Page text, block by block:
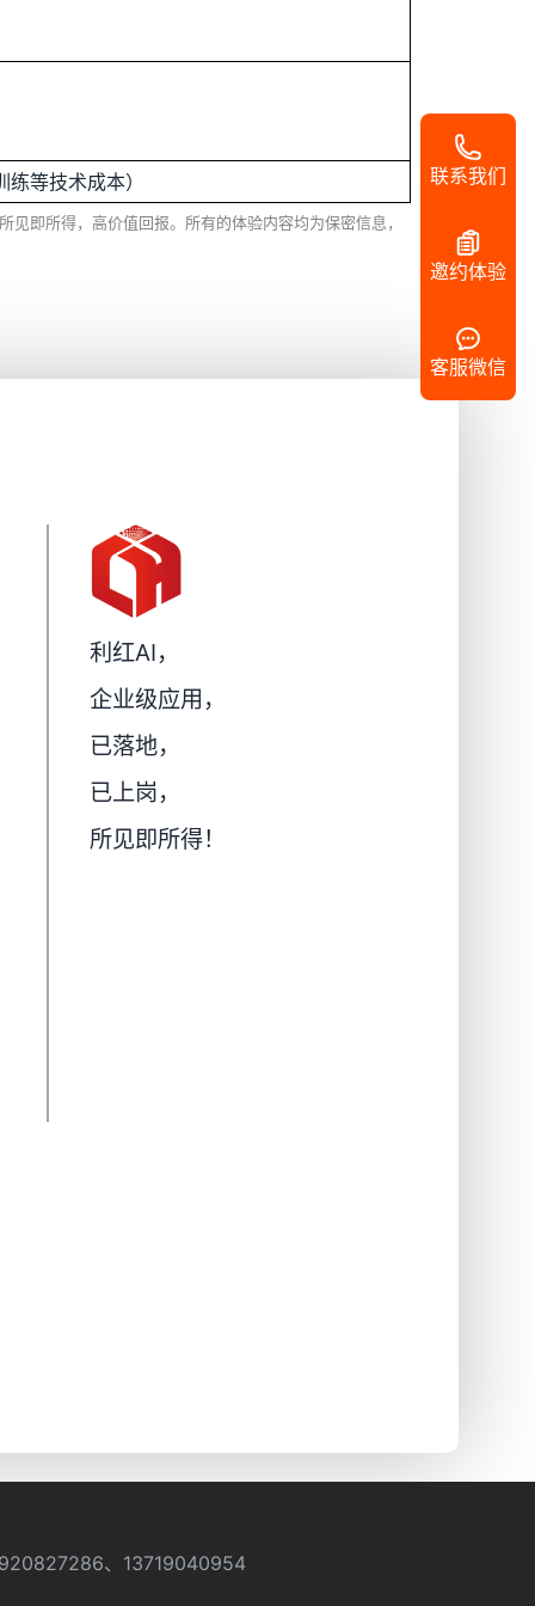
等技术成本）
即所得，高价值回报。所有的体验内容均为保密信息，
利红AI，
企业级应用，
已落地，
已上岗，
所见即所得！
、13719040954
联系我们
邀约体验
客服微信